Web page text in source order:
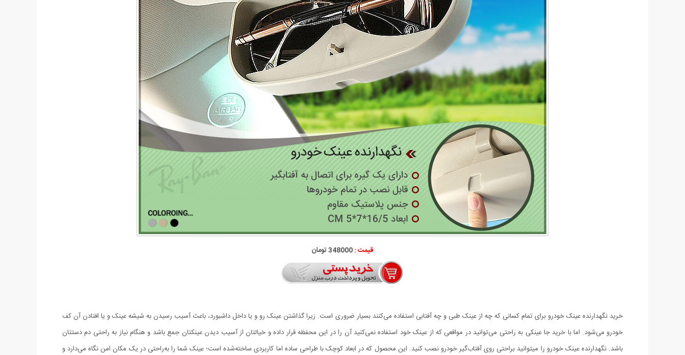
قیمت :348000 تومان
خرید نگهدارنده عینک خودرو برای تمام کسانی که چه از عینک طبی و چه آفتابی استفاده می‌کنند بسیار ضروری است. زیرا گذاشتن عینک رو و یا داخل داشبورد، باعث آسیب رسیدن به شیشه عینک و یا افتادن آن کف
خودرو می‌شود. اما با خرید جا عینکی به راحتی می‌توانید در مواقعی که از عینک خود استفاده نمی‌کنید آن را در این محفظه قرار داده و خیالتان از آسیب دیدن عینکتان جمع باشد و هنگام نیاز به راحتی دم دستتان
باشد. نگهدارنده عینک خودرو را میتوانید براحتی روی آفتاب‌گیر خودرو نصب کنید. این محصول که در ابعاد کوچک با طراحی ساده اما کاربردی ساخته‌شده است؛ عینک شما را به‌راحتی در یک مکان امن نگاه می‌دارد و